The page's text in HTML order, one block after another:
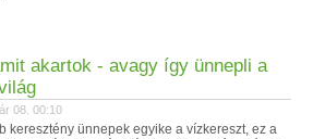
akartok - avagy így ünnepli a
08. 00:10
keresztény ünnepek egyike a vízkereszt, ez a